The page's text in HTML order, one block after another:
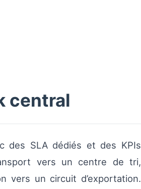
central
des SLA dédiés et des KPIs
vers un centre de tri,
vers un circuit d’exportation.